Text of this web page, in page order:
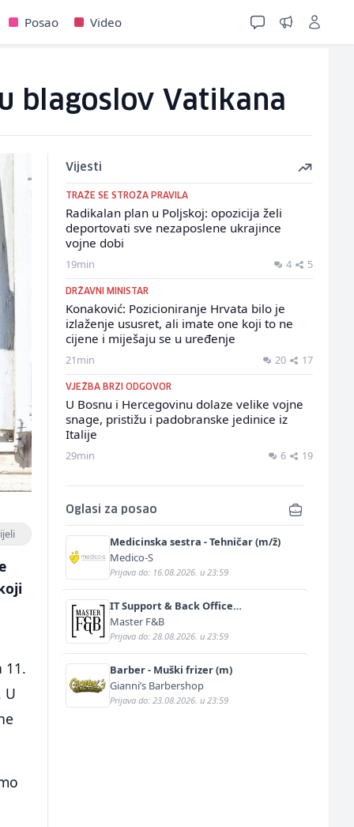
Posao Video
blagoslov Vatikana
11.
U
Vijesti
TRAŽE SE STROŽA PRAVILA
Radikalan plan u Poljskoj: opozicija želi
deportovati sve nezaposlene ukrajince
vojne dobi
19min 4 5
DRŽAVNI MINISTAR
Konaković: Pozicioniranje Hrvata bilo je
izlaženje ususret, ali imate one koji to ne
cijene i miješaju se u uređenje
21min 20 17
VJEŽBA BRZI ODGOVOR
U Bosnu i Hercegovinu dolaze velike vojne
snage, pristižu i padobranske jedinice iz
Italije
29min 6 19
Oglasi za posao
Medicinska sestra - Tehničar (m/ž)
Medico-S
Prijava do: 16.08.2026. u 23:59
IT Support & Back Office
Administrator (m/ž)
Master F&B
Prijava do: 28.08.2026. u 23:59
Barber - Muški frizer (m)
Gianni’s Barbershop
Prijava do: 23.08.2026. u 23:59